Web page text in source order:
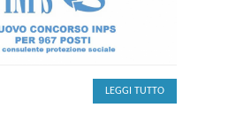
LEGGI TUTTO